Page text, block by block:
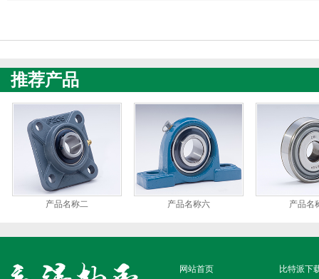
推荐产品
产品名称二 产品名称六 产品名
网站首页 比特派下